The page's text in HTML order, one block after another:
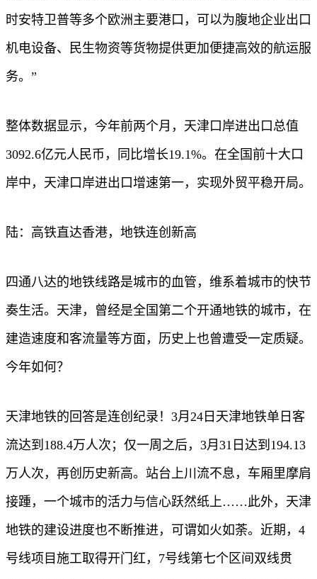
时安特卫普等多个欧洲主要港口，可以为腹地企业出口
机电设备、民生物资等货物提供更加便捷高效的航运服
务。”
整体数据显示，今年前两个月，天津口岸进出口总值
3092.6亿元人民币，同比增长19.1%。在全国前十大口
岸中，天津口岸进出口增速第一，实现外贸平稳开局。
陆：高铁直达香港，地铁连创新高
四通八达的地铁线路是城市的血管，维系着城市的快节
奏生活。天津，曾经是全国第二个开通地铁的城市，在
建造速度和客流量等方面，历史上也曾遭受一定质疑。
今年如何？
天津地铁的回答是连创纪录！3月24日天津地铁单日客
流达到188.4万人次；仅一周之后，3月31日达到194.13
万人次，再创历史新高。站台上川流不息，车厢里摩肩
接踵，一个城市的活力与信心跃然纸上……此外，天津
地铁的建设进度也不断推进，可谓如火如荼。近期，4
号线项目施工取得开门红，7号线第七个区间双线贯